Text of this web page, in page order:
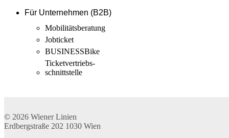
Für Unternehmen (B2B)
Mobilitäts­beratung
Jobticket
BUSINESSBike
Ticketvertriebs­
schnittstelle
© 2026 Wiener Linien
Erdbergstraße 202 1030 Wien